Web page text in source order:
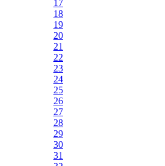
17
18
19
20
21
22
23
24
25
26
27
28
29
30
31